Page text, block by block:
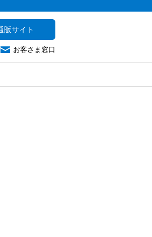
販サイト
お客さま窓口